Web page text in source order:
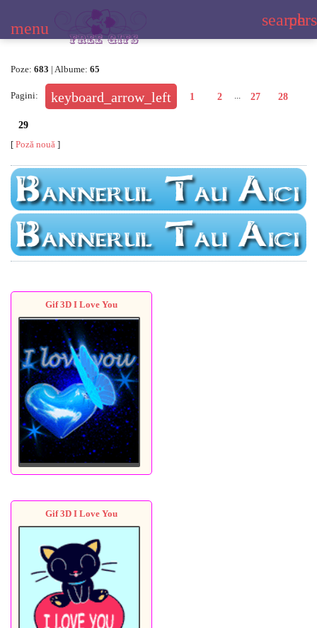
menu search
Poze: 683 | Albume: 65
Pagini: 1 2 27 28
29
[ Poză nouă ]
Gif 3D I Love You
Gif 3D I Love You